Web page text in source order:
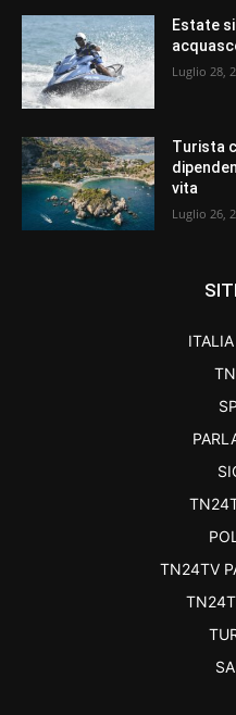
Estate
Luglio 28,
Turista
vita
Luglio 26,
TN24TV